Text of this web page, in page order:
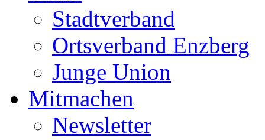
Stadtverband
Ortsverband Enzberg
Junge Union
Mitmachen
Newsletter